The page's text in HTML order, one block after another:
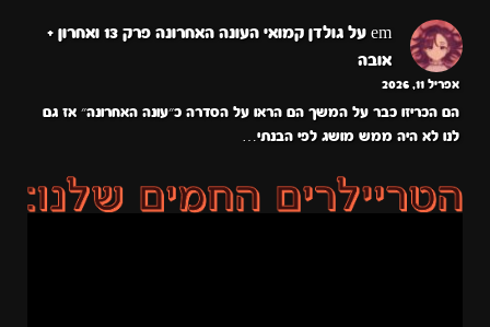
em על
גולדן קמואי העונה האחרונה פרק 13 ואחרון +
אובה
אפריל 11, 2026
הם הכריזו כבר על המשך הם הראו על הסדרה כ״עונה האחרונה״ אז גם
לנו לא היה ממש מושג לפי הבנתי…